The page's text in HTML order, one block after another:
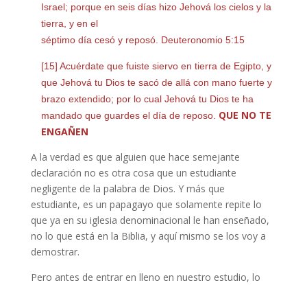
Israel; porque en seis días hizo Jehová los cielos y la
tierra, y en el
séptimo día cesó y reposó. Deuteronomio 5:15
[15] Acuérdate que fuiste siervo en tierra de Egipto, y
que Jehová tu Dios te sacó de allá con mano fuerte y
brazo extendido; por lo cual Jehová tu Dios te ha
mandado que guardes el día de reposo. QUE NO TE
ENGAÑEN
A la verdad es que alguien que hace semejante
declaración no es otra cosa que un estudiante
negligente de la palabra de Dios. Y más que
estudiante, es un papagayo que solamente repite lo
que ya en su iglesia denominacional le han enseñado,
no lo que está en la Biblia, y aquí mismo se los voy a
demostrar.
Pero antes de entrar en lleno en nuestro estudio, lo